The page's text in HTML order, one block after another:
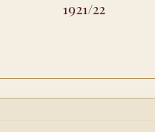
1921/22